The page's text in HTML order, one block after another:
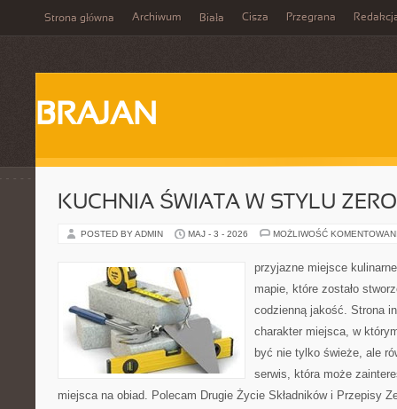
Strona główna Archiwum Biała Cisza Przegrana
BRAJAN
KUCHNIA ŚWIATA W STYLU
POSTED BY ADMIN MAJ - 3 - 2026 MOŻLIWOŚĆ
przyjazne miejsce
mapie, które zostało
codzienną jakość. Strona
charakter miejsca, w
być nie tylko świeże, ale
serwis, która może
miejsca na obiad. Polecam Drugie Życie Składników i Przepisy